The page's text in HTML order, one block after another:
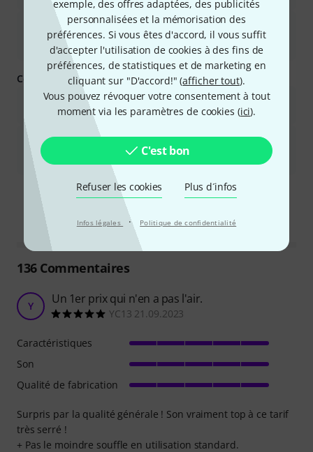
exemple, des offres adaptées, des publicités
personnalisées et la mémorisation des
préférences. Si vous êtes d'accord, il vous suffit
d'accepter l'utilisation de cookies à des fins de
préférences, de statistiques et de marketing en
cliquant sur "D'accord!" (afficher tout).
Vous pouvez révoquer votre consentement à tout
moment via les paramètres de cookies (ici).
C'est bon
Refuser les cookies Plus d´infos
Infos légales · Politique de confidentialité
Il est facile à utiliser grâce à sa fonctionnalité plug-and-play
compatible avec différents systèmes d&#39;exploitation tels que
Windows, Mac et Linux.
Ce que vous devez savoir d'autre :
La qualité de fabrication, notamment le port USB, peut être
fragile et sujette à l&#39;usure avec le temps.
Bien que convenable pour la parole, sa qualité sonore peut ne
pas être suffisante pour l&#39;enregistrement musical
professionnel ou le travail en studio haute fidélité.
Ce résumé est-il utile ?
136Commentaires
Y Un 1er prix qui n'en a pas l'air.
YC13 21.09.2023
Surpris par la qualité générale ! Son vraiment top à ce tarif
très serré !
+ Pas le moindre souffle en utilisation standard.
Caractéristiques
Son
Qualité de fabrication